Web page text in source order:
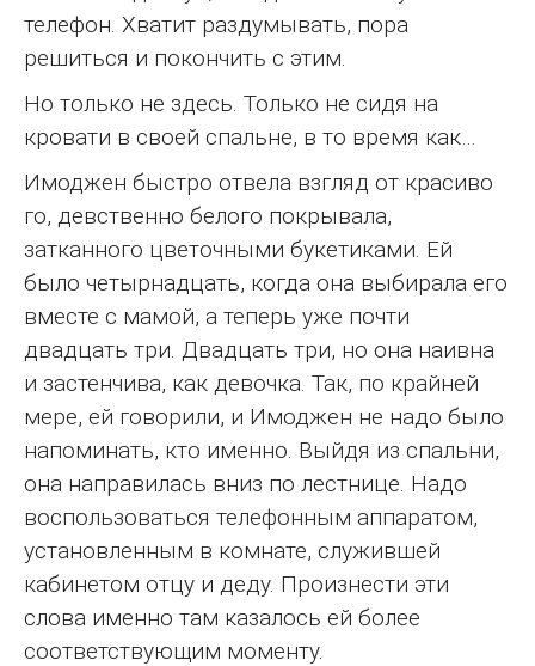
телефон. Хватит раздумывать, пора
решиться и покончить с этим.
Но только не здесь. Только не сидя на
кровати в своей спальне, в то время как…
Имоджен быстро отвела взгляд от красиво
го, девственно белого покрывала,
затканного цветочными букетиками. Ей
было четырнадцать, когда она выбирала его
вместе с мамой, а теперь уже почти
двадцать три. Двадцать три, но она наивна
и застенчива, как девочка. Так, по крайней
мере, ей говорили, и Имоджен не надо было
напоминать, кто именно. Выйдя из спальни,
она направилась вниз по лестнице. Надо
воспользоваться телефонным аппаратом,
установленным в комнате, служившей
кабинетом отцу и деду. Произнести эти
слова именно там казалось ей более
соответствующим моменту.